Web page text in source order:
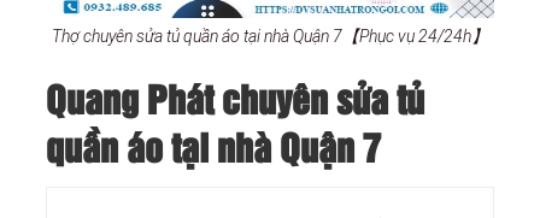
Thợ chuyên sửa tủ quần áo tại nhà Quận 7【Phục vụ 24/24h】
Quang Phát chuyên sửa tủ
quần áo tại nhà Quận 7